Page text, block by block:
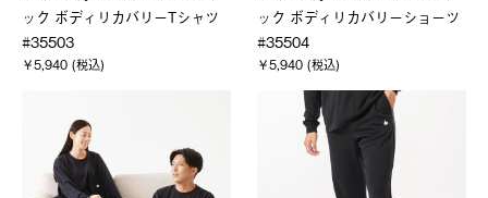
ック ボディリカバリーTシャツ
#35503
￥5,940 (税込)
ック ボディリカバリーショーツ
#35504
￥5,940 (税込)